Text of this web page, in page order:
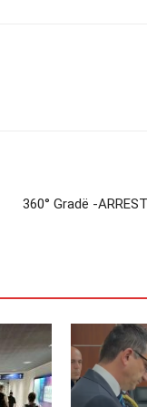
360° Gradë -